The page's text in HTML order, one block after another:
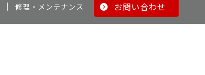
y
修理・メンテナンス お問い合わせ